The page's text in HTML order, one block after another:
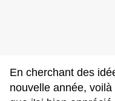
En cherchant des
nouvelle année,